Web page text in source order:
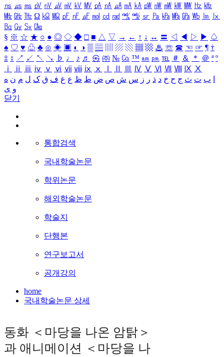
㎱ ㎲ ㎳ ㎴ ㎵ ㎶ ㎷ ㎸ ㎹ ㎀ ㎁ ㎂ ㎃ ㎄ ㎺ ㎻ ㎽ ㎾ ㎿ ㎐ ㎑
㎒ ㎓ ㎔ Ω ㏀ ㏁ ㎊ ㎋ ㎌ ㏖ ㏅ ㎭ ㎮ ㎯ ㏛ ㎩ ㎪ ㎫ ㎬ ㏝ ㏐
㏓
㏃ ㏉ ㏜ ㏆
§ ※ ☆ ★ ○ ● ◎ ◇ ◆ □ ■ △ ▽ → ← ↑ ↓ ↔ 〓 ◁ ◀ ▷ ▶ ♤
♠ ♡ ♥ ♧ ♣ ⊙ ◈ ▣ ◐ ◑ ▒ ▤ ▨ ▧ ▦ ▩ ♨ ☏ ☎ ☜ ☞ ¶ †
‡ ↕ ↗ ↙ ↖ ↘ ♭ ♩ ♪ ♬ ㉿ ㈜ № ㏇ ™ ㏂ ㏘ ℡ ＃ ＆ ＊ ＠ ª º
ⅰ
ⅱ ⅲ ⅳ ⅴ ⅵ ⅶ ⅷ ⅸ ⅹ Ⅳ Ⅴ Ⅵ Ⅶ Ⅷ Ⅸ Ⅹ
ب ت ث ج ح خ د ذ ر ز س ش ص ض ط ظ ع غ ف ق ک ل م ن ه
و ی
닫기
통합검색
국내학술논문
학위논문
해외학술논문
학술지
단행본
연구보고서
공개강의
home
국내학술논문 상세
동화 ＜마당을 나온 암탉＞
과 애니메이션 ＜마당을 나